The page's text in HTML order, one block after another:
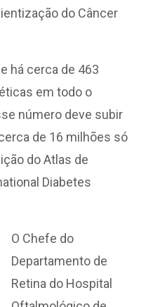
do Câncer
há cerca de 463
em todo o
número deve subir
de 16 milhões só
do Atlas de
Diabetes
O Chefe do
Departamento de
Retina do Hospital